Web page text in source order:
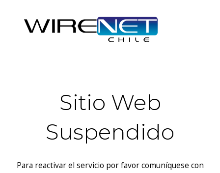
Sitio Web
Suspendido
Para reactivar el servicio por favor comuníquese con